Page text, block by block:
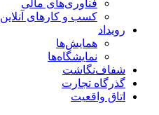
فناوری‌های مالی
کسب و کارهای آنلاین
رویداد
همایش‌ها
نمایشگاه‌ها
شفاف‌نگاشت
گذرگاه تجارت
اتاق واقعیت